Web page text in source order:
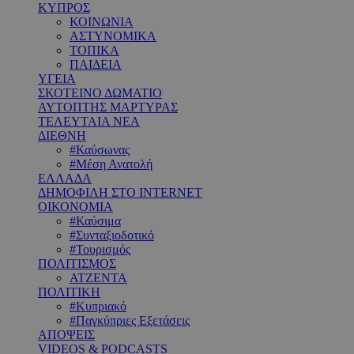
ΚΥΠΡΟΣ
ΚΟΙΝΩΝΙΑ
ΑΣΤΥΝΟΜΙΚΑ
ΤΟΠΙΚΑ
ΠΑΙΔΕΙΑ
ΥΓΕΙΑ
ΣΚΟΤΕΙΝΟ ΔΩΜΑΤΙΟ
ΑΥΤΟΠΤΗΣ ΜΑΡΤΥΡΑΣ
ΤΕΛΕΥΤΑΙΑ ΝΕΑ
ΔΙΕΘΝΗ
#Καύσωνας
#Μέση Ανατολή
ΕΛΛΑΔΑ
ΔΗΜΟΦΙΛΗ ΣΤΟ INTERNET
ΟΙΚΟΝΟΜΙΑ
#Καύσιμα
#Συνταξιοδοτικό
#Τουρισμός
ΠΟΛΙΤΙΣΜΟΣ
ΑΤΖΕΝΤΑ
ΠΟΛΙΤΙΚΗ
#Κυπριακό
#Παγκύπριες Εξετάσεις
ΑΠΟΨΕΙΣ
VIDEOS & PODCASTS